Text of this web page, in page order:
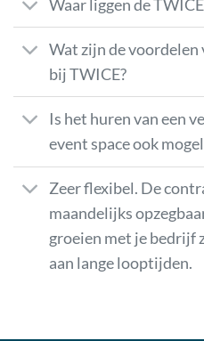
Waar liggen de
Wat zijn de voordelen
bij TWICE?
Is het huren van een
event space ook
Zeer flexibel. De
maandelijks
groeien met je bedrijf
aan lange looptijden.